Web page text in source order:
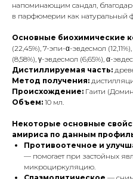
напоминающим сандал,
в парфюмерии как натуральный
Основные биохимические
(22,45%), 7-эпи-α-эвдесмол
(8,58%), γ-эвдесмол (6,65%), α-
Дистиллируемая часть:
Метод получения:
Происхождение: Гаити
Объем: 10 мл.
Некоторые основные
амириса по данным
Противоотечное и
— помогает при застойных
микроциркуляцию.